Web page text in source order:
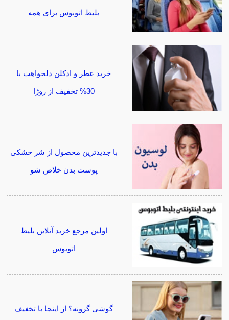
بلیط اتوبوس برای همه
خرید عطر و ادکلن دلخواهت با
30% تخفیف از روژا
با جدیدترین محصول از شر خشکی
پوست بدن خلاص شو
اولین مرجع خرید آنلاین بلیط
اتوبوس
گوشی گرونه؟ از اینجا با تخغیف